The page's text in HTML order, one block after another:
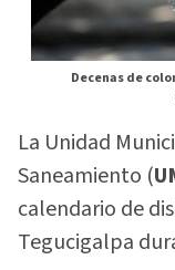
Decenas de
La Unidad
Saneamiento (
calendario de
Tegucigalpa